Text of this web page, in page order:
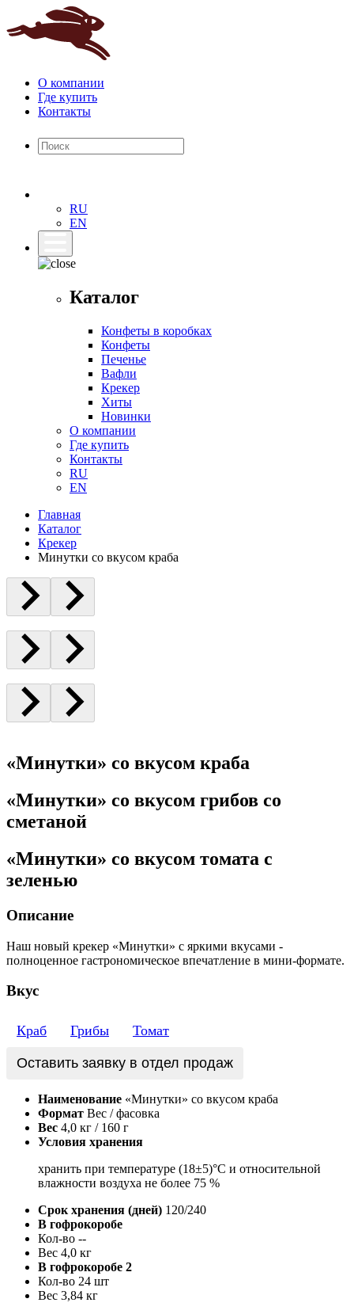
О компании
Где купить
Контакты
RU
EN
Каталог
Конфеты в коробках
Конфеты
Печенье
Вафли
Крекер
Хиты
Новинки
О компании
Где купить
Контакты
RU
EN
Главная
Каталог
Крекер
Минутки со вкусом краба
«Минутки» со вкусом краба
«Минутки» со вкусом грибов со
сметаной
«Минутки» со вкусом томата с
зеленью
Описание
Наш новый крекер «Минутки» с яркими вкусами -
полноценное гастрономическое впечатление в мини-формате.
Вкус
Краб Грибы Томат
Оставить заявку в отдел продаж
Наименование «Минутки» со вкусом краба
Формат Вес / фасовка
Вес 4,0 кг / 160 г
Условия хранения
хранить при температуре (18±5)°С и относительной
влажности воздуха не более 75 %
Срок хранения (дней) 120/240
В гофрокоробе
Кол-во --
Вес 4,0 кг
В гофрокоробе 2
Кол-во 24 шт
Вес 3,84 кг